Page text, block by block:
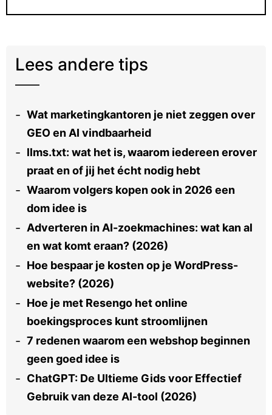
Lees andere tips
Wat marketingkantoren je niet zeggen over
GEO en AI vindbaarheid
llms.txt: wat het is, waarom iedereen erover
praat en of jij het écht nodig hebt
Waarom volgers kopen ook in 2026 een
dom idee is
Adverteren in AI-zoekmachines: wat kan al
en wat komt eraan? (2026)
Hoe bespaar je kosten op je WordPress-
website? (2026)
Hoe je met Resengo het online
boekingsproces kunt stroomlijnen
7 redenen waarom een webshop beginnen
geen goed idee is
ChatGPT: De Ultieme Gids voor Effectief
Gebruik van deze AI-tool (2026)